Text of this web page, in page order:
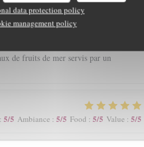
data protection policy
management policy
5/5 Ambiance: 5/5 Food
de fruits de mer servis par un
: 5/5 Ambiance : 5/5 Food : 5/5 Value : 5/5